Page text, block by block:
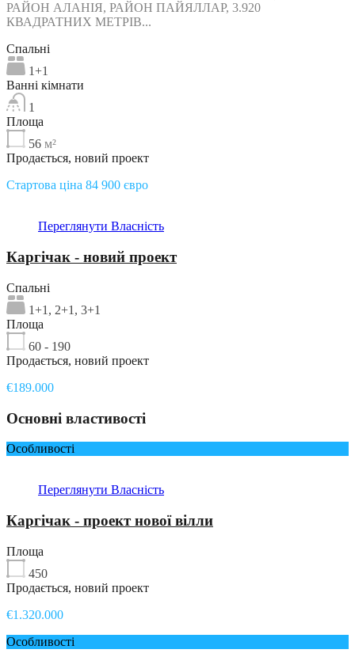
РАЙОН АЛАНІЯ, РАЙОН ПАЙЯЛЛАР, 3.920
КВАДРАТНИХ МЕТРІВ...
Спальні
1+1
Ванні кімнати
1
Площа
56 м²
Продається, новий проект
Стартова ціна 84 900 євро
Переглянути Власність
Каргічак - новий проект
Спальні
1+1, 2+1, 3+1
Площа
60 - 190
Продається, новий проект
€189.000
Основні властивості
Особливості
Переглянути Власність
Каргічак - проект нової вілли
Площа
450
Продається, новий проект
€1.320.000
Особливості